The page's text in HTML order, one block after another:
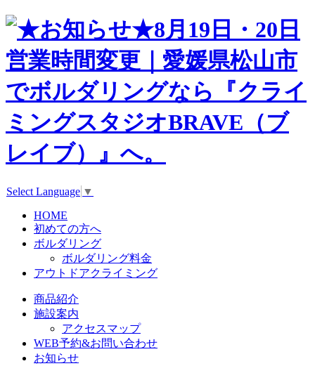
Select Language ▼
HOME
初めての方へ
ボルダリング
ボルダリング料金
アウトドアクライミング
商品紹介
施設案内
アクセスマップ
WEB予約&お問い合わせ
お知らせ